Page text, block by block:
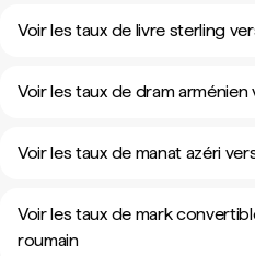
Voir les taux de livre sterling
Voir les taux de dram arménien
Voir les taux de manat azéri
Voir les taux de mark
roumain